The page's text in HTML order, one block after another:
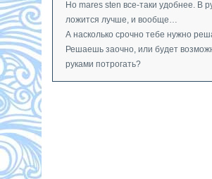
Но mares sten все-таки удобнее. В
ложится лучше, и вообще…
А насколько срочно тебе нужно
Решаешь заочно, или будет
руками потрогать?